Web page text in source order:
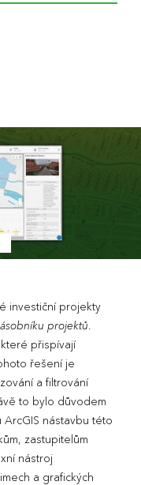
investiční projekty
projektů.
přispívají
řešení je
a filtrování
to bylo důvodem
nástavbu této
zastupitelům
nástroj
a grafických